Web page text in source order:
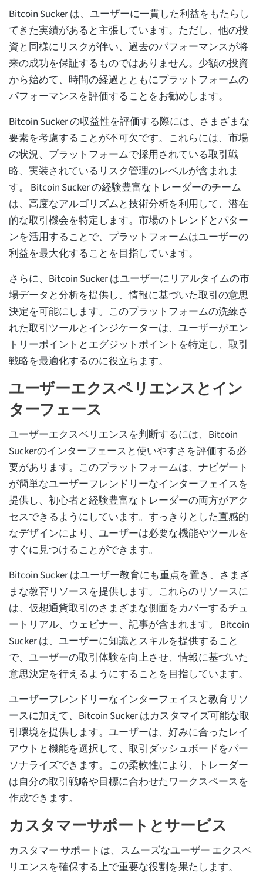
Bitcoin Sucker は、ユーザーに一貫した利益をもたらし
てきた実績があると主張しています。ただし、他の投
資と同様にリスクが伴い、過去のパフォーマンスが将
来の成功を保証するものではありません。少額の投資
から始めて、時間の経過とともにプラットフォームの
パフォーマンスを評価することをお勧めします。
Bitcoin Sucker の収益性を評価する際には、さまざまな
要素を考慮することが不可欠です。これらには、市場
の状況、プラットフォームで採用されている取引戦
略、実装されているリスク管理のレベルが含まれま
す。 Bitcoin Sucker の経験豊富なトレーダーのチーム
は、高度なアルゴリズムと技術分析を利用して、潜在
的な取引機会を特定します。市場のトレンドとパター
ンを活用することで、プラットフォームはユーザーの
利益を最大化することを目指しています。
さらに、Bitcoin Sucker はユーザーにリアルタイムの市
場データと分析を提供し、情報に基づいた取引の意思
決定を可能にします。このプラットフォームの洗練さ
れた取引ツールとインジケーターは、ユーザーがエン
トリーポイントとエグジットポイントを特定し、取引
戦略を最適化するのに役立ちます。
ユーザーエクスペリエンスとイン
ターフェース
ユーザーエクスペリエンスを判断するには、Bitcoin
Suckerのインターフェースと使いやすさを評価する必
要があります。このプラットフォームは、ナビゲート
が簡単なユーザーフレンドリーなインターフェイスを
提供し、初心者と経験豊富なトレーダーの両方がアク
セスできるようにしています。すっきりとした直感的
なデザインにより、ユーザーは必要な機能やツールを
すぐに見つけることができます。
Bitcoin Sucker はユーザー教育にも重点を置き、さまざ
まな教育リソースを提供します。これらのリソースに
は、仮想通貨取引のさまざまな側面をカバーするチュ
ートリアル、ウェビナー、記事が含まれます。 Bitcoin
Sucker は、ユーザーに知識とスキルを提供すること
で、ユーザーの取引体験を向上させ、情報に基づいた
意思決定を行えるようにすることを目指しています。
ユーザーフレンドリーなインターフェイスと教育リソ
ースに加えて、Bitcoin Sucker はカスタマイズ可能な取
引環境を提供します。ユーザーは、好みに合ったレイ
アウトと機能を選択して、取引ダッシュボードをパー
ソナライズできます。この柔軟性により、トレーダー
は自分の取引戦略や目標に合わせたワークスペースを
作成できます。
カスタマーサポートとサービス
カスタマー サポートは、スムーズなユーザー エクスペ
リエンスを確保する上で重要な役割を果たします。